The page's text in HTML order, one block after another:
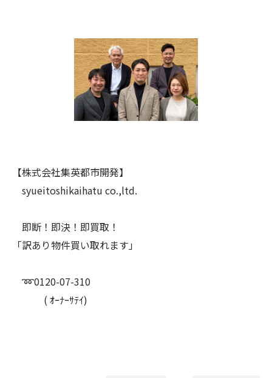
【株式会社集英都市開発】
syueitoshikaihatu co.,ltd.
即断！即決！即買取！
「訳あり物件買い取れます」
➿0120-07-310
( ｵｰﾅｰｻﾃｲ)